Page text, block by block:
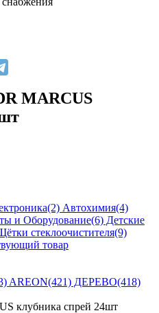
MARCUS
(2) Автохимия(4)
и Оборудование(6) Детские
стеклоочистителя(9)
товар
AREON(421) ДЕРЕВО(418)
клубника спрей 24шт